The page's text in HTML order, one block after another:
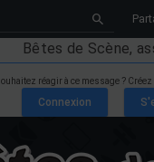
Bêtes de Scène,
réagir à ce message ?